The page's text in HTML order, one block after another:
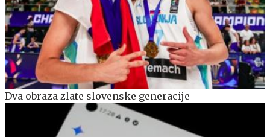
Dva obraza zlate slovenske generacije